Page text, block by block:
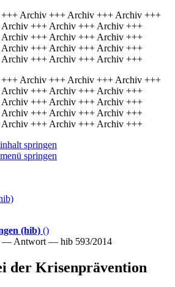
Archiv +++ Archiv +++ Archiv +++
+++ Archiv +++ Archiv +++
+++ Archiv +++ Archiv +++
+++ Archiv +++ Archiv +++
+++ Archiv +++ Archiv +++
Archiv +++ Archiv +++ Archiv +++
+++ Archiv +++ Archiv +++
+++ Archiv +++ Archiv +++
+++ Archiv +++ Archiv +++
+++ Archiv +++ Archiv +++
springen
springen
(hib) ()
— Antwort — hib 593/2014
der Krisenprävention